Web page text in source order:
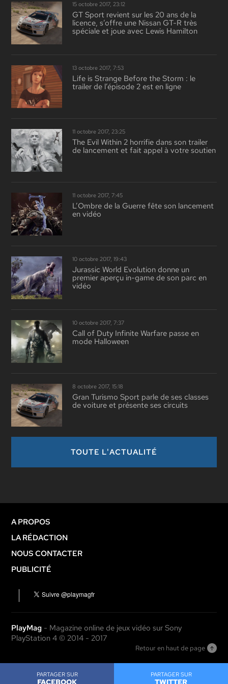
PARTAGER SUR
FACEBOOK
PARTAGER SUR
TWITTER
15 octobre 2017, 23:12
GT Sport revient sur les 20 ans de la
licence, s’offre une Nissan GT-R très
spéciale et joue avec Lewis Hamilton
13 octobre 2017, 7:53
Life is Strange Before the Storm : le
trailer de l’épisode 2 est en ligne
11 octobre 2017, 23:25
The Evil Within 2 horrifie dans son trailer
de lancement et fait appel à votre soutien
11 octobre 2017, 7:45
L’Ombre de la Guerre fête son lancement
en vidéo
10 octobre 2017, 19:43
Jurassic World Evolution donne un
premier aperçu in-game de son parc en
vidéo
10 octobre 2017, 7:37
Call of Duty Infinite Warfare passe en
mode Halloween
8 octobre 2017, 15:18
Gran Turismo Sport parle de ses classes
de voiture et présente ses circuits
TOUTE L'ACTUALITÉ
A PROPOS
LA RÉDACTION
NOUS CONTACTER
PUBLICITÉ
PlayMag - Magazine online de jeux vidéo sur Sony
PlayStation 4 © 2014 - 2017
Retour en haut de page